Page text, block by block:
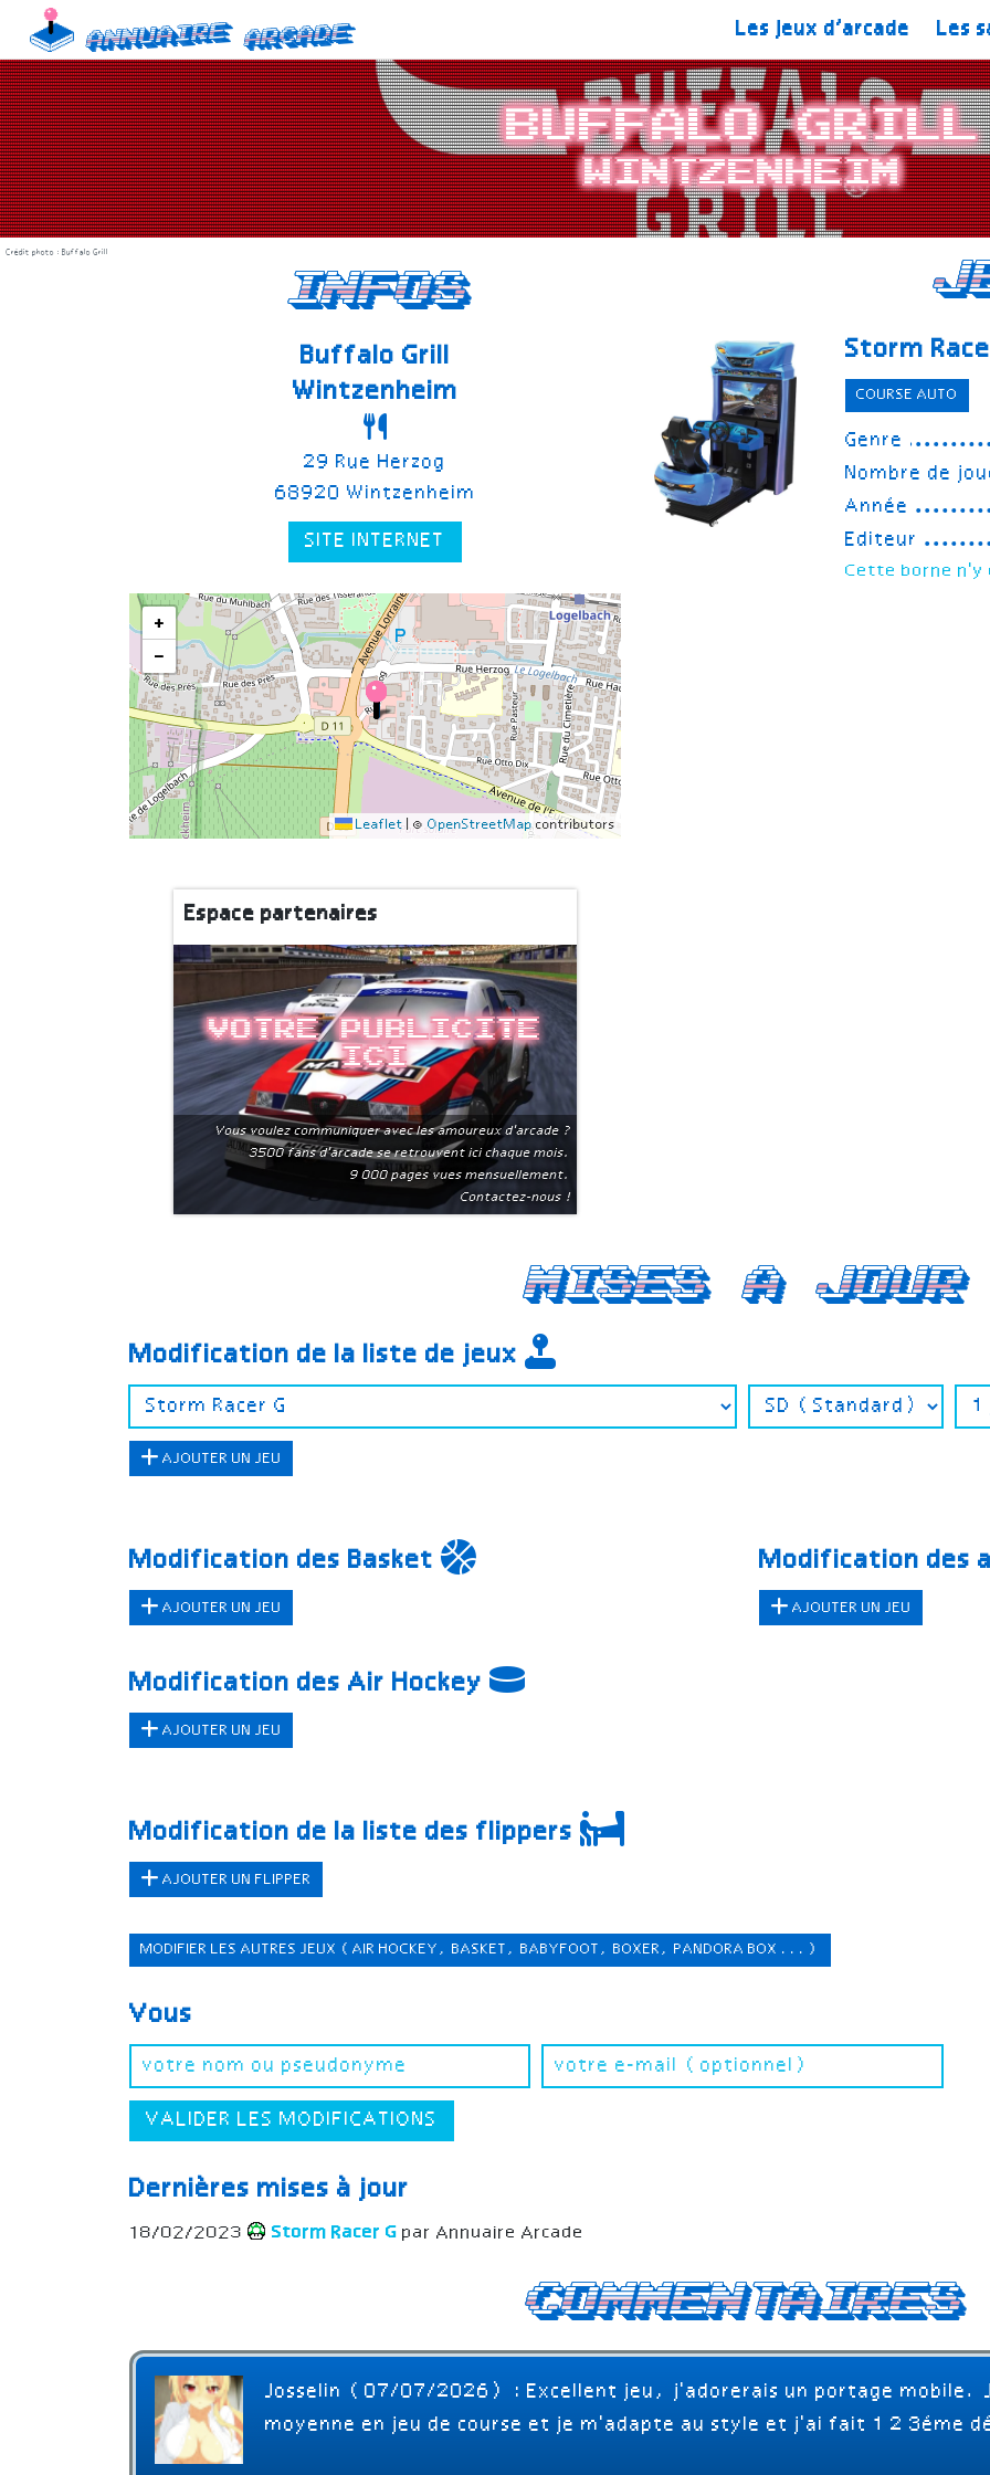
content
Annuaire Arcade Les jeux d’arcade Les
Buffalo Grill
Wintzenheim
Crédit photo : Buffalo Grill
infos
Buffalo Grill
Wintzenheim
29 Rue Herzog
68920 Wintzenheim
SITE INTERNET
+
−
Leaflet © OpenStreetMapcontributors
Espace partenaires
Votre publicite
ici
Vous voulez communiquer avec les amoureux d'arcade ?
3500 fans d'arcade se retrouvent ici chaque mois.
9 000 pages vues mensuellement.
Contactez-nous !
Storm
COURSE AUTO
Genre
Nombre de
Année
Editeur
Cette borne n'y
Mises a jour
Modification de la liste de jeux
AJOUTER UN JEU
Modification des Basket
AJOUTER UN JEU
Modification des Air Hockey
AJOUTER UN JEU
Modification des
AJOUTER UN JEU
Modification de la liste des flippers
AJOUTER UN FLIPPER
MODIFIER LES AUTRES JEUX (AIR HOCKEY, BASKET, BABYFOOT, BOXER, PANDORA BOX ...)
Vous
VALIDER LES MODIFICATIONS
Dernières mises à jour
18/02/2023 Storm Racer G par Annuaire Arcade
Commentaires
Josselin (07/07/2026) : Excellent jeu, j'adorerais un portage mobile.
moyenne en jeu de course et je m'adapte au style et j'ai fait 1 2 3éme